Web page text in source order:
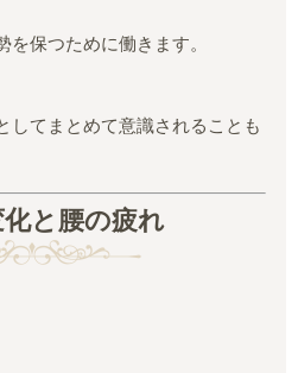
保つために働きます。
してまとめて意識されることも
と腰の疲れ